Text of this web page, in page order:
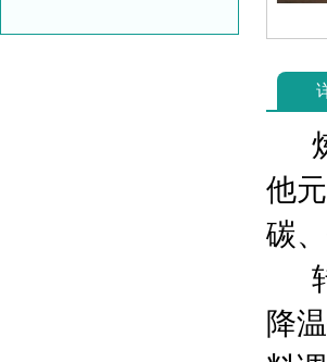
炼
他
碳
转
降